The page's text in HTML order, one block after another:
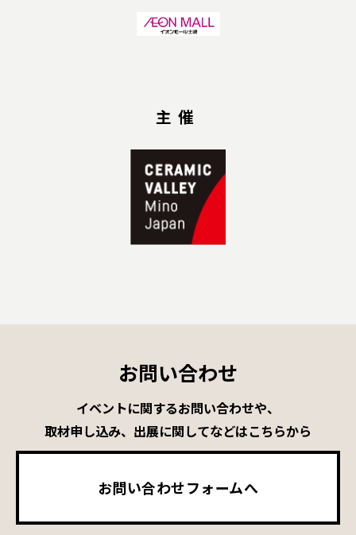
主催
お問い合わせ
イベントに関するお問い合わせや、
取材申し込み、出展に関してなどはこちらから
お問い合わせフォームへ